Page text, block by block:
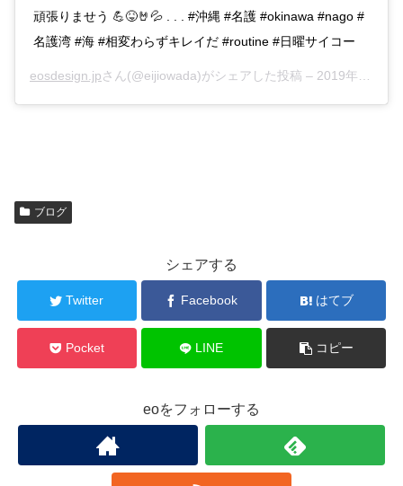
頑張りませう 💪😝🤘💦 . . . #沖縄 #名護 #okinawa #nago #
名護湾 #海 #相変わらずキレイだ #routine #日曜サイコー
eosdesign.jpさん(@eijiowada)がシェアした投稿 – 2019年Aug月31日pm9時38分PDT
ブログ
シェアする
Twitter Facebook はてブ
Pocket LINE コピー
eoをフォローする